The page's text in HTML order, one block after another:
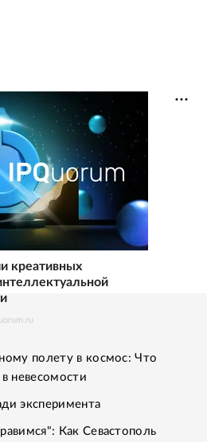
креативных
полету в космос: Что
невесомости
эксперимента
Как Севастополь